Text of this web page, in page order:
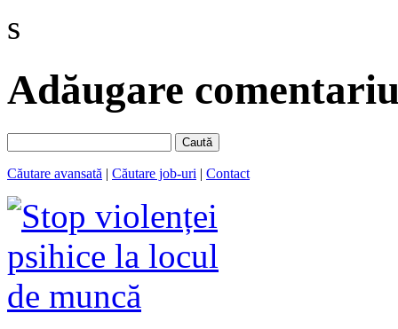
s
Adăugare
Caută
Căutare avansată | Căutare job-uri | Contact